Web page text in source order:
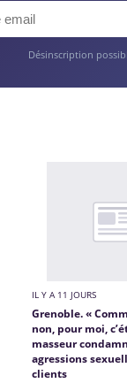
Désinscription
IL Y A 11 JOURS
Grenoble. «
non, pour moi,
masseur
agressions
clients